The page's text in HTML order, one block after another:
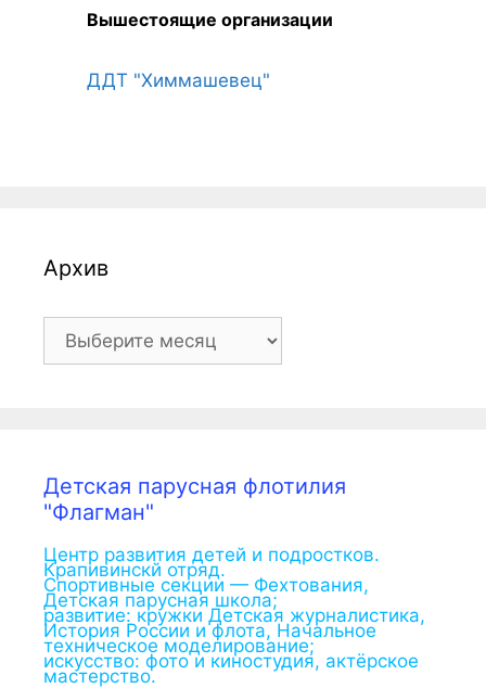
Вышестоящие организации
ДДТ "Химмашевец"
Архив
Архив
Детская парусная флотилия
"Флагман"
Центр развития детей и подростков.
Крапивинскй отряд.
Спортивные секции — Фехтования,
Детская парусная школа;
развитие: кружки Детская журналистика,
История России и флота, Начальное
техническое моделирование;
искусство: фото и киностудия, актёрское
мастерство.